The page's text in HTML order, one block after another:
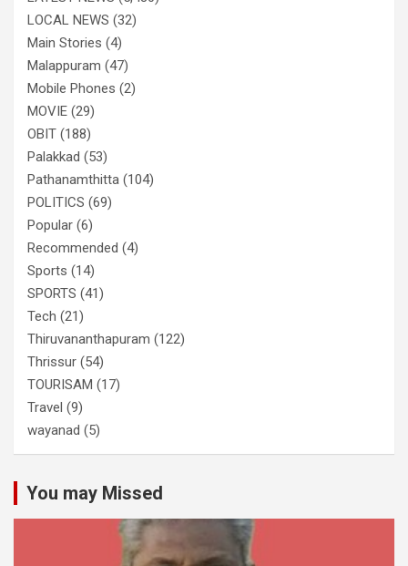
LOCAL NEWS (32)
Main Stories (4)
Malappuram (47)
Mobile Phones (2)
MOVIE (29)
OBIT (188)
Palakkad (53)
Pathanamthitta (104)
POLITICS (69)
Popular (6)
Recommended (4)
Sports (14)
SPORTS (41)
Tech (21)
Thiruvananthapuram (122)
Thrissur (54)
TOURISAM (17)
Travel (9)
wayanad (5)
You may Missed